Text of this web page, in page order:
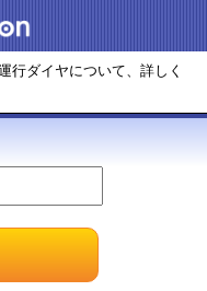
行ダイヤについて、詳しく